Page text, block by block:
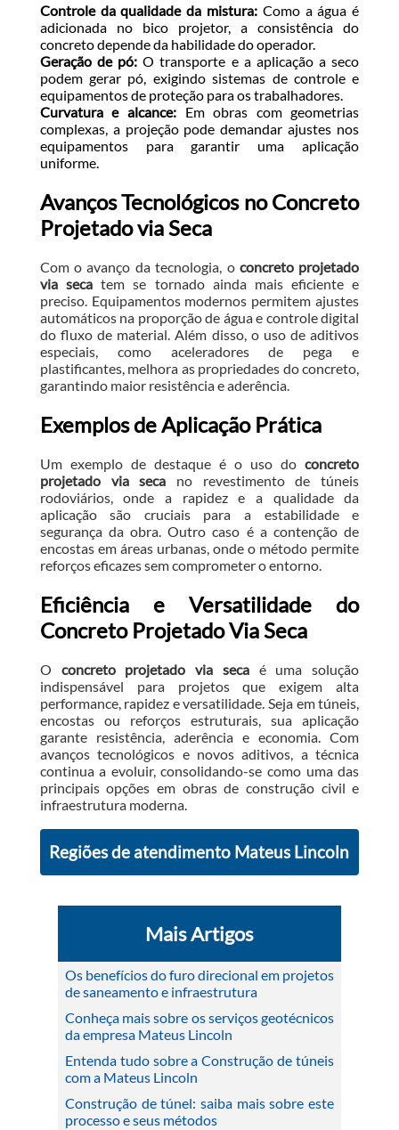
Controle da qualidade da mistura: Como a água é
adicionada no bico projetor, a consistência do
concreto depende da habilidade do operador.
Geração de pó: O transporte e a aplicação a seco
podem gerar pó, exigindo sistemas de controle e
equipamentos de proteção para os trabalhadores.
Curvatura e alcance:Em obras com geometrias
complexas, a projeção pode demandar ajustes nos
equipamentos para garantir uma aplicação
uniforme.
Avanços Tecnológicos no Concreto
Projetado via Seca
Com o avanço da tecnologia, o concreto projetado
via secatem se tornado ainda mais eficiente e
preciso. Equipamentos modernos permitem ajustes
automáticos na proporção de água e controle digital
do fluxo de material. Além disso, o uso de aditivos
especiais, como aceleradores de pega e
plastificantes, melhora as propriedades do concreto,
garantindo maior resistência e aderência.
Exemplos de Aplicação Prática
Um exemplo de destaque é o uso doconcreto
projetado via seca no revestimento de túneis
rodoviários, onde a rapidez e a qualidade da
aplicação são cruciais para a estabilidade e
segurança da obra. Outro caso é a contenção de
encostas em áreas urbanas, onde o método permite
reforços eficazes sem comprometer o entorno.
Eficiência e Versatilidade do
Concreto Projetado Via Seca
O concreto projetado via secaé uma solução
indispensável para projetos que exigem alta
performance, rapidez e versatilidade. Seja em túneis,
encostas ou reforços estruturais, sua aplicação
garante resistência, aderência e economia. Com
avanços tecnológicos e novos aditivos, a técnica
continua a evoluir, consolidando-se como uma das
principais opções em obras de construção civil e
infraestrutura moderna.
Regiões de atendimento Mateus Lincoln
Mais Artigos
Os benefícios do furo direcional em projetos
de saneamento e infraestrutura
Conheça mais sobre os serviços geotécnicos
da empresa Mateus Lincoln
Entenda tudo sobre a Construção de túneis
com a Mateus Lincoln
Construção de túnel: saiba mais sobre este
processo e seus métodos